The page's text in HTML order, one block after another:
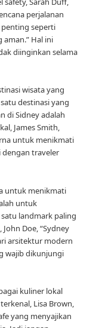
perjalanan
seperti
Hal ini
diinginkan selama
wisata yang
destinasi yang
di Sidney adalah
James Smith,
untuk menikmati
dengan traveler
untuk menikmati
untuk
landmark paling
Doe, “Sydney
arsitektur modern
wajib dikunjungi
kuliner lokal
Lisa Brown,
yang menyajikan